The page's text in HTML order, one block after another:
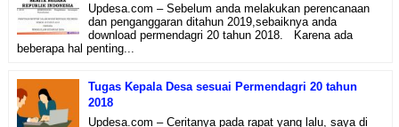
Updesa.com – Sebelum anda melakukan perencanaan
dan penganggaran ditahun 2019,sebaiknya anda
download permendagri 20 tahun 2018. Karena ada
beberapa hal penting...
Tugas Kepala Desa sesuai Permendagri 20 tahun
2018
Updesa.com – Ceritanya pada rapat yang lalu, saya di